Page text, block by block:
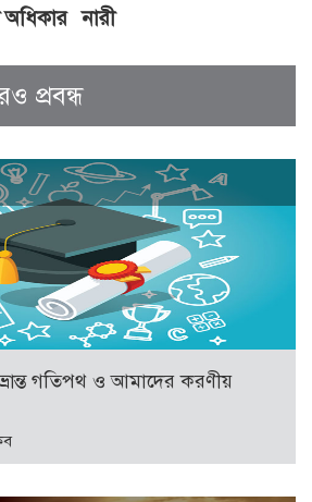
অধিকার নারী
প্রবন্ধ
গতিপথ ও আমাদের করণীয়